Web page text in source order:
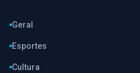
Geral
Esportes
Cultura